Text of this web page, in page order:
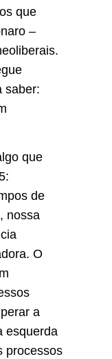
que
–
saber:
que
de
nossa
O
a
esquerda
processos